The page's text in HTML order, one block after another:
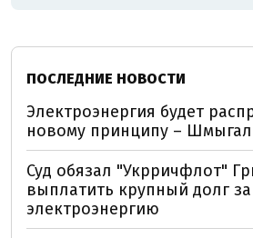
ПОСЛЕДНИЕ НОВОСТИ
Электроэнергия будет
новому принципу –
Суд обязал "Укрричфлот"
выплатить крупный долг за
электроэнергию